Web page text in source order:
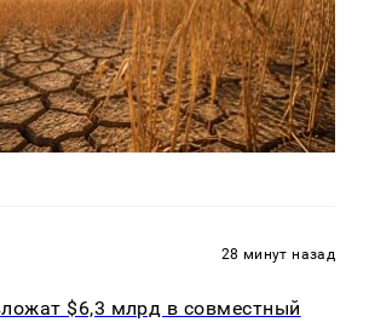
28 минут назад
$6,3 млрд в совместный